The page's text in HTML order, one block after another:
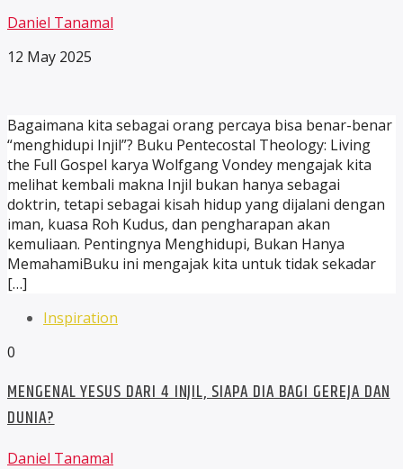
Daniel Tanamal
12 May 2025
Bagaimana kita sebagai orang percaya bisa benar-benar
“menghidupi Injil”? Buku Pentecostal Theology: Living
the Full Gospel karya Wolfgang Vondey mengajak kita
melihat kembali makna Injil bukan hanya sebagai
doktrin, tetapi sebagai kisah hidup yang dijalani dengan
iman, kuasa Roh Kudus, dan pengharapan akan
kemuliaan. Pentingnya Menghidupi, Bukan Hanya
MemahamiBuku ini mengajak kita untuk tidak sekadar
[…]
Inspiration
0
MENGENAL YESUS DARI 4 INJIL, SIAPA DIA BAGI GEREJA DAN
DUNIA?
Daniel Tanamal